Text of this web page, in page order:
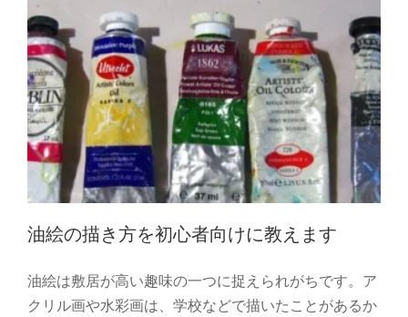
油絵の描き方を初心者向けに教えます
油絵は敷居が高い趣味の一つに捉えられがちです。ア
クリル画や水彩画は、学校などで描いたことがあるか